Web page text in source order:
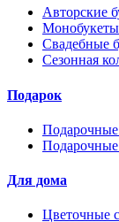
Авторские
Монобукеты
Свадебные
Сезонная
Подарок
Для дома
Цветочные